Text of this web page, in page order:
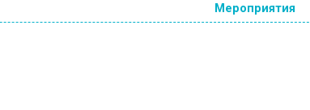
Мероприятия